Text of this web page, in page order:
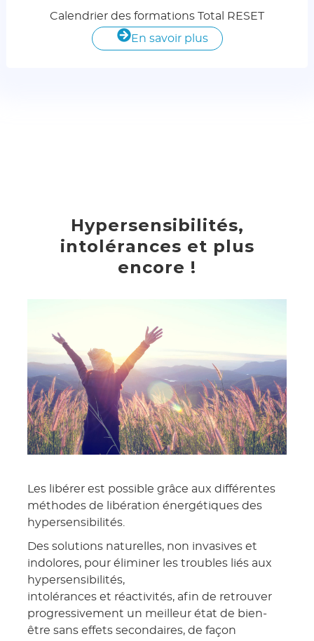
Calendrier des formations Total RESET
En savoir plus
Hypersensibilités,
intolérances et plus
encore !
Les libérer est possible grâce aux différentes
méthodes de libération énergétiques des
hypersensibilités.
Des solutions naturelles, non invasives et
indolores, pour éliminer les troubles liés aux
hypersensibilités,
intolérances et réactivités, afin de retrouver
progressivement un meilleur état de bien-
être sans effets secondaires, de façon